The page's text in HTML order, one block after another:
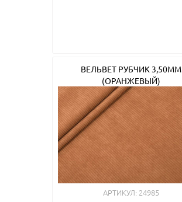
ВЕЛЬВЕТ РУБЧИК 3,50ММ
(ОРАНЖЕВЫЙ)
АРТИКУЛ: 24985